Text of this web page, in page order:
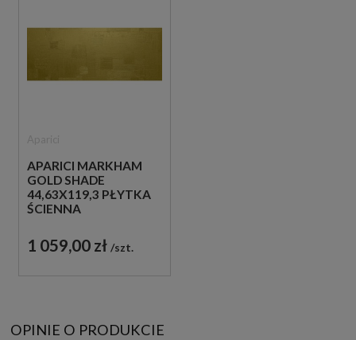
APARICI MARKHAM
GOLD SHADE
44,63X119,3 PŁYTKA
ŚCIENNA
1 059,00 zł szt.
OPINIE O PRODUKCIE